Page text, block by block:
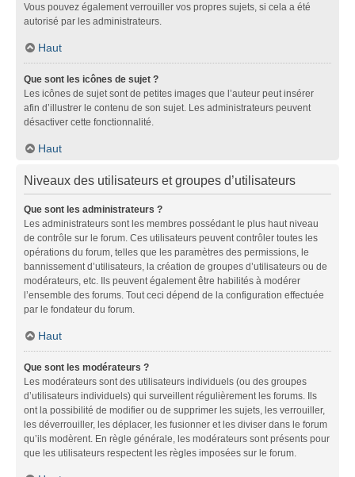
Vous pouvez également verrouiller vos propres sujets, si cela a été
autorisé par les administrateurs.
Haut
Que sont les icônes de sujet ?
Les icônes de sujet sont de petites images que l’auteur peut insérer
afin d’illustrer le contenu de son sujet. Les administrateurs peuvent
désactiver cette fonctionnalité.
Haut
Niveaux des utilisateurs et groupes d’utilisateurs
Que sont les administrateurs ?
Les administrateurs sont les membres possédant le plus haut niveau
de contrôle sur le forum. Ces utilisateurs peuvent contrôler toutes les
opérations du forum, telles que les paramètres des permissions, le
bannissement d’utilisateurs, la création de groupes d’utilisateurs ou de
modérateurs, etc. Ils peuvent également être habilités à modérer
l’ensemble des forums. Tout ceci dépend de la configuration effectuée
par le fondateur du forum.
Haut
Que sont les modérateurs ?
Les modérateurs sont des utilisateurs individuels (ou des groupes
d’utilisateurs individuels) qui surveillent régulièrement les forums. Ils
ont la possibilité de modifier ou de supprimer les sujets, les verrouiller,
les déverrouiller, les déplacer, les fusionner et les diviser dans le forum
qu’ils modèrent. En règle générale, les modérateurs sont présents pour
que les utilisateurs respectent les règles imposées sur le forum.